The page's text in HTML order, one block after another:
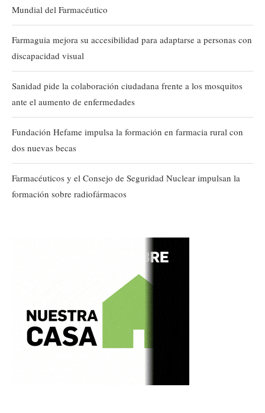
Mundial del Farmacéutico
Farmaguia mejora su accesibilidad para adaptarse a personas con
discapacidad visual
Sanidad pide la colaboración ciudadana frente a los mosquitos
ante el aumento de enfermedades
Fundación Hefame impulsa la formación en farmacia rural con
dos nuevas becas
Farmacéuticos y el Consejo de Seguridad Nuclear impulsan la
formación sobre radiofármacos